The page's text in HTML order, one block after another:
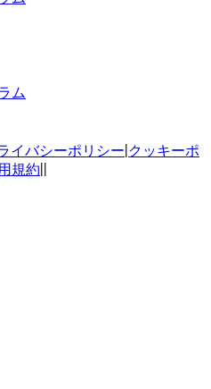
ム
イバシーポリシー クッキーポ
規約